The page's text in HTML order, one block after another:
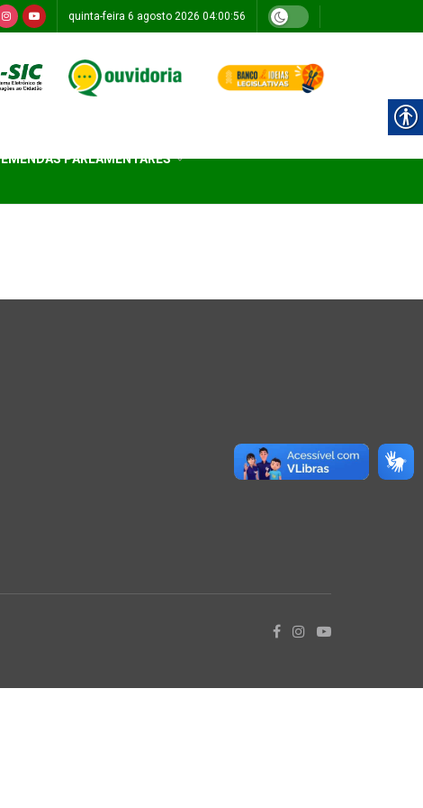
quinta-feira 6 agosto 2026 04:00:56
EMENDAS PARLAMENTARES